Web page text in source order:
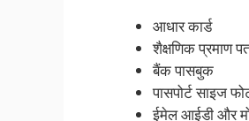
आधार कार्ड
शैक्षणिक प्रमाण
बैंक पासबुक
पासपोर्ट साइज
ईमेल आईडी और